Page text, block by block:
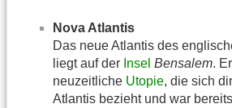
Nova Atlantis
Das neue Atlantis des
liegt auf der Insel Bensalem.
neuzeitliche Utopie, die sich
Atlantis bezieht und war